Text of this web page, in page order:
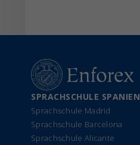
SPRACHSCHULE SPANIEN
Sprachschule Madrid
Sprachschule Barcelona
Sprachschule Alicante